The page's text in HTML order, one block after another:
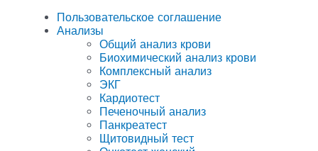
Пользовательское соглашение
Анализы
Общий анализ крови
Биохимический анализ крови
Комплексный анализ
ЭКГ
Кардиотест
Печеночный анализ
Панкреатест
Щитовидный тест